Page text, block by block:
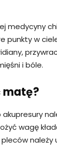
medycyny
punkty w
i bóle.
matę?
wagę
należy